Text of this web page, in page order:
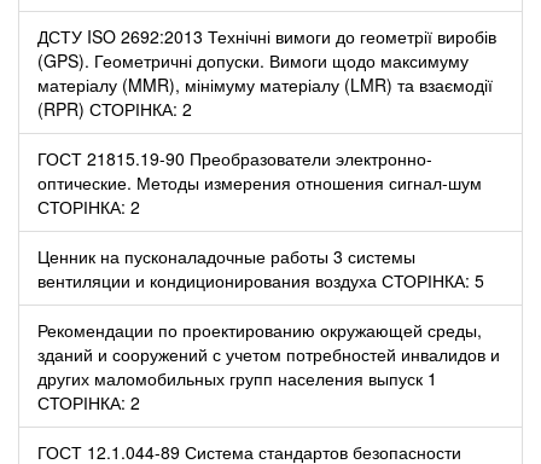
ДСТУ ISO 2692:2013 Технічні вимоги до геометрії виробів
(GPS). Геометричні допуски. Вимоги щодо максимуму
матеріалу (MMR), мінімуму матеріалу (LMR) та взаємодії
(RPR) СТОРІНКА: 2
ГОСТ 21815.19-90 Преобразователи электронно-
оптические. Методы измерения отношения сигнал-шум
СТОРІНКА: 2
Ценник на пусконаладочные работы 3 системы
вентиляции и кондиционирования воздуха СТОРІНКА: 5
Рекомендации по проектированию окружающей среды,
зданий и сооружений с учетом потребностей инвалидов и
других маломобильных групп населения выпуск 1
СТОРІНКА: 2
ГОСТ 12.1.044-89 Система стандартов безопасности